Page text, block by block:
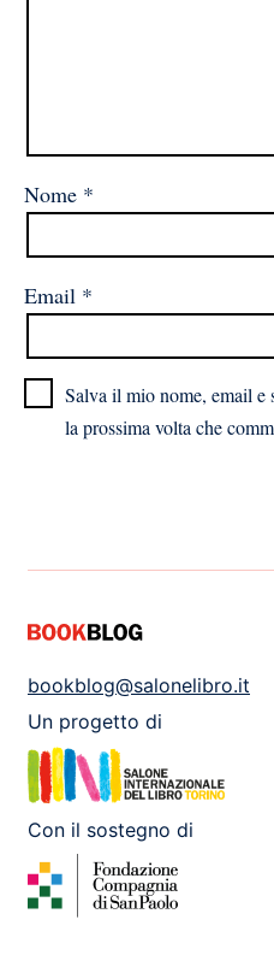
Nome *
Email *
Salva il mio nome, email e
la prossima volta che
bookblog@salonelibro.it
Un progetto di
Con il sostegno di